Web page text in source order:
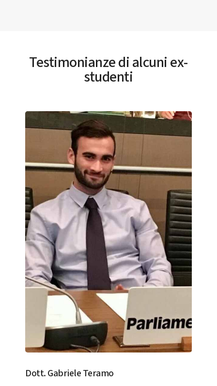
Testimonianze di alcuni ex-
studenti
Dott. Gabriele Teramo